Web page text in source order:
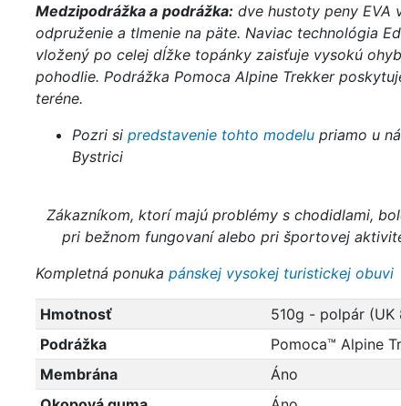
Medzipodrážka a podrážka: dve hustoty peny EVA
odpruženie a tlmenie na päte. Naviac technológia
vložený po celej dĺžke topánky zaisťuje vysokú
pohodlie. Podrážka Pomoca Alpine Trekker
teréne.
Pozri si predstavenie tohto modelu priamo u
Bystrici
Zákazníkom, ktorí majú problémy s chodidlami,
pri bežnom fungovaní alebo pri športovej
Kompletná ponuka pánskej vysokej turistickej obuvi
Hmotnosť
510g - polpár (UK
Podrážka
Pomoca™ Alpine
Membrána
Áno